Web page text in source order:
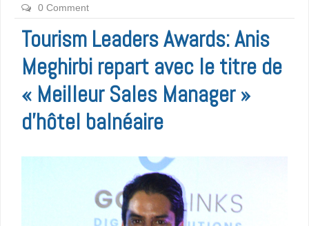
0 Comment
Tourism Leaders Awards: Anis
Meghirbi repart avec le titre de
« Meilleur Sales Manager »
d’hôtel balnéaire